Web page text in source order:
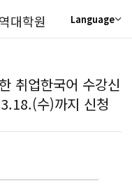
대학원 Language
취업한국어 수강신
수)까지 신청